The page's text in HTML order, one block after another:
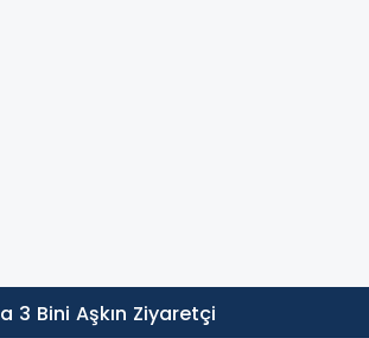
3 Bini Aşkın Ziyaretçi